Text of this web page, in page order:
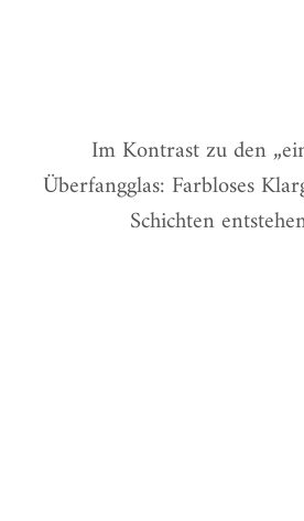
Im Kontrast zu den
Überfangglas: Farbloses
Schichten